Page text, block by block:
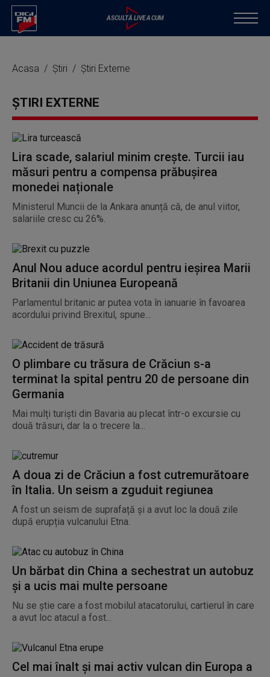
Acasa Știri Știri Externe
ȘTIRI EXTERNE
Lira scade, salariul minim crește. Turcii iau
măsuri pentru a compensa prăbușirea
monedei naționale
Ministerul Muncii de la Ankara anunță că, de anul viitor,
salariile cresc cu 26%.
Anul Nou aduce acordul pentru ieșirea Marii
Britanii din Uniunea Europeană
Parlamentul britanic ar putea vota în ianuarie în favoarea
acordului privind Brexitul, spune...
O plimbare cu trăsura de Crăciun s-a
terminat la spital pentru 20 de persoane din
Germania
Mai mulți turiști din Bavaria au plecat într-o excursie cu
două trăsuri, dar la o trecere la...
A doua zi de Crăciun a fost cutremurătoare
în Italia. Un seism a zguduit regiunea
A fost un seism de suprafață și a avut loc la două zile
după erupția vulcanului Etna.
Un bărbat din China a sechestrat un autobuz
și a ucis mai multe persoane
Nu se știe care a fost mobilul atacatorului, cartierul în care
a avut loc atacul a fost...
Cel mai înalt și mai activ vulcan din Europa a